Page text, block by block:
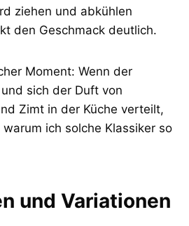
ziehen und abkühlen
den Geschmack deutlich.
Moment: Wenn der
sich der Duft von
Zimt in der Küche verteilt,
ich solche Klassiker so
und Variationen